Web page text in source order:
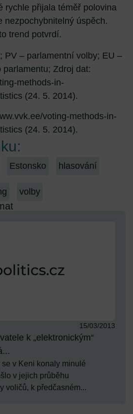
rychle přijala téměř polovina
nezpochybnitelný úspěch.
trend potvrdí.
PV – parlamentní volby; EU –
Zdroj dat:
methods-in-
(24. 5. 2014).
voting-methods-in-
(24. 5. 2014).
Estonsko hlasování
volby
15/03/2013
k „elektronickým“
v Keni konaly minulé
v jejich průběhu
voličů, k předčasném...